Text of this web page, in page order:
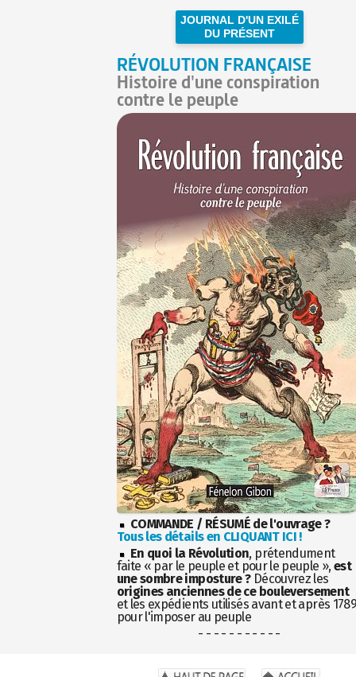
JOURNAL D'UN EXILÉ
DU PRÉSENT
RÉVOLUTION FRANÇAISE
Histoire d'une conspiration
contre le peuple
COMMANDE / RÉSUMÉ de l'ouvrage ?
Tous les détails en CLIQUANT ICI !
En quoi la Révolution, prétendument
faite « par le peuple et pour le peuple », est
une sombre imposture ?Découvrez les
origines anciennes de ce bouleversement
et les expédients utilisés avant et après
pour l'imposer au peuple
- - - - - - - - - - -